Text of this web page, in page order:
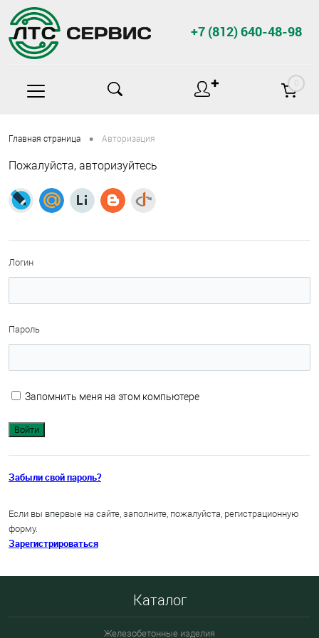
+7 (812) 640-48-98
✚ 0
Главная страница • Авторизация
Пожалуйста, авторизуйтесь
Логин
Пароль
Запомнить меня на этом компьютере
Забыли свой пароль?
Если вы впервые на сайте, заполните, пожалуйста, регистрационную
форму.
Зарегистрироваться
Каталог
Железобетонные изделия